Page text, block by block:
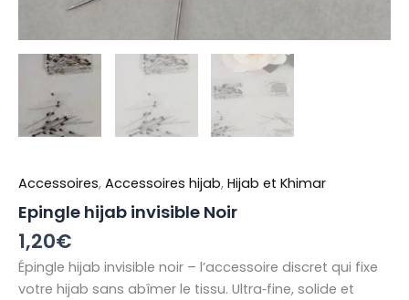
Accessoires, Accessoires hijab, Hijab et Khimar
Epingle hijab invisible Noir
1,20€
Épingle hijab invisible noir – l’accessoire discret qui fixe
votre hijab sans abîmer le tissu. Ultra‑fine, solide et